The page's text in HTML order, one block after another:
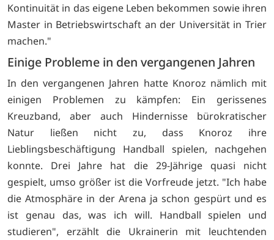
Kontinuität in das eigene Leben bekommen sowie ihren
Master in Betriebswirtschaft an der Universität in Trier
machen."
Einige Probleme in den vergangenen Jahren
In den vergangenen Jahren hatte Knoroz nämlich mit
einigen Problemen zu kämpfen: Ein gerissenes
Kreuzband, aber auch Hindernisse bürokratischer
Natur ließen nicht zu, dass Knoroz ihre
Lieblingsbeschäftigung Handball spielen, nachgehen
konnte. Drei Jahre hat die 29-Jährige quasi nicht
gespielt, umso größer ist die Vorfreude jetzt. "Ich habe
die Atmosphäre in der Arena ja schon gespürt und es
ist genau das, was ich will. Handball spielen und
studieren", erzählt die Ukrainerin mit leuchtenden